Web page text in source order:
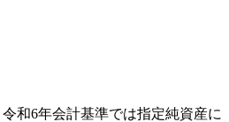
和6年会計基準では指定純資産に